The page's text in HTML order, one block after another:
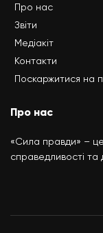
Про нас
Звіти
Медіакіт
Контакти
Поскаржитися на
Про нас
«Сила правди» – це
справедливості та